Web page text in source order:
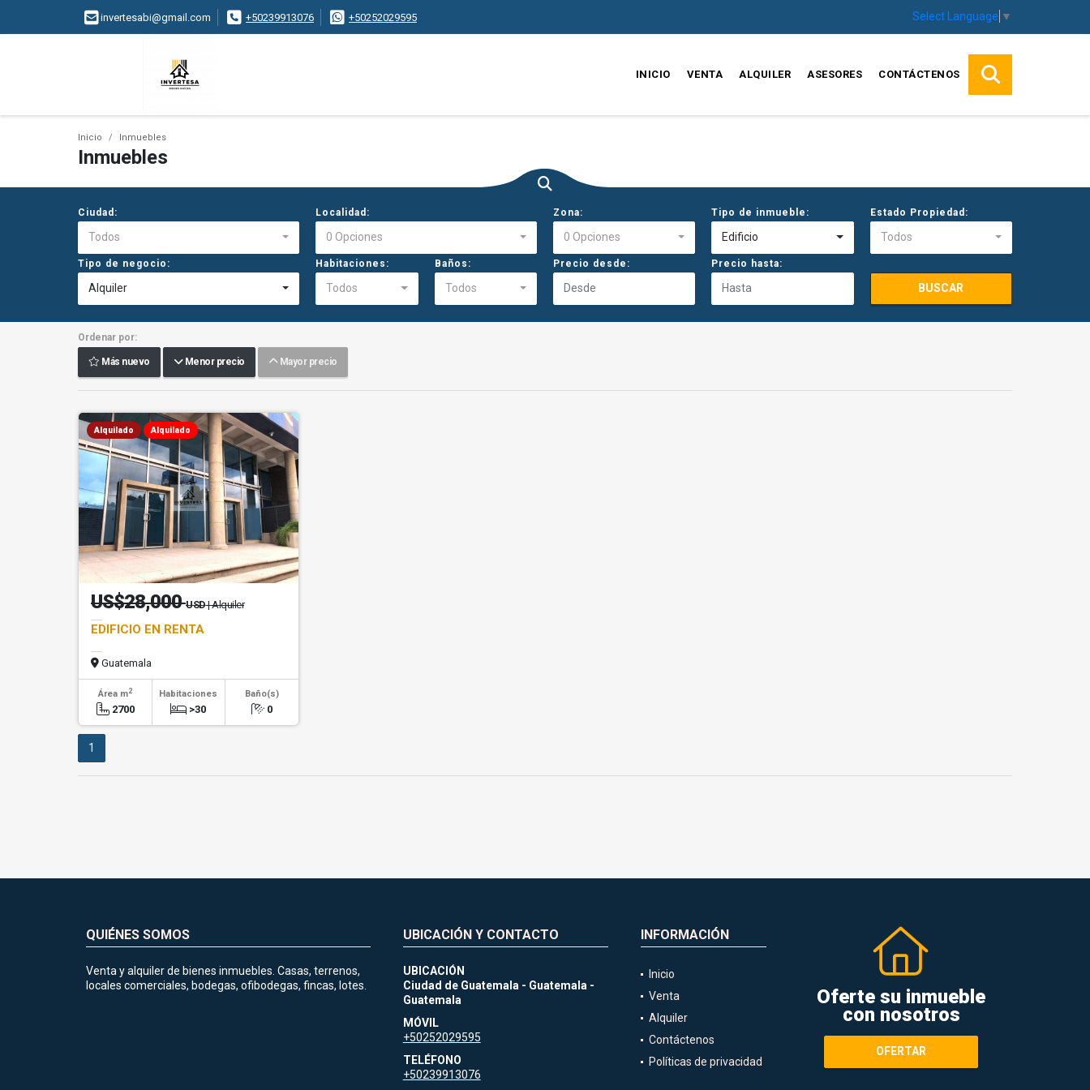
invertesabi@gmail.com +50239913076 +50252029595 Select Language ▼
INICIO VENTA ALQUILER ASESORES CONTÁCTENOS
Inicio Inmuebles
Inmuebles
Ciudad:
Todos
Localidad:
0 Opciones
Zona:
0 Opciones
Tipo de inmueble:
Edificio
Estado Propiedad:
Todos
Tipo de negocio:
Alquiler
Habitaciones:
Todos
Baños:
Todos
Precio desde: Precio hasta:
BUSCAR
Ordenar por:
Más nuevo Menor precio Mayor precio
Alquilado Alquilado
US$28,000USD| Alquiler
EDIFICIO EN RENTA
Guatemala
Área m2
2700
Habitaciones
>30
Baño(s)
0
1
QUIÉNES SOMOS
Venta y alquiler de bienes inmuebles. Casas, terrenos,
locales comerciales, bodegas, ofibodegas, fincas, lotes.
UBICACIÓN Y CONTACTO
UBICACIÓN
Ciudad de Guatemala - Guatemala -
Guatemala
MÓVIL
+50252029595
TELÉFONO
+50239913076
INFORMACIÓN
Inicio
Venta
Alquiler
Contáctenos
Políticas de privacidad
Oferte su inmueble
con nosotros
OFERTAR